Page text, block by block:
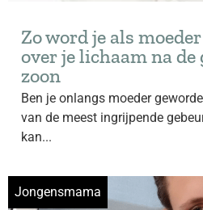
Zo word je als
over je lichaam na de
zoon
Ben je onlangs moeder
van de meest ingrijpende
kan...
Jongensmama